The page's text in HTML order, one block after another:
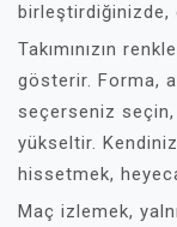
birleştirdiğinizde,
Takımınızın
gösterir. Forma,
seçerseniz
yükseltir.
hissetmek,
Maç izlemek,